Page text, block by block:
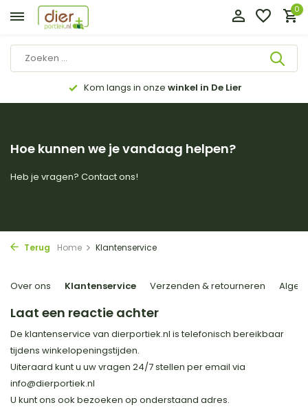
0
Kom langs in onze winkel in De Lier
Hoe kunnen we je vandaag helpen?
Heb je vragen? Contact ons!
Terug Home Klantenservice
Over ons Klantenservice Verzenden & retourneren
Laat een reactie achter
De klantenservice van dierportiek.nl is telefonisch bereikbaar
tijdens winkelopeningstijden.
Uiteraard kunt u uw vragen 24/7 stellen per email via
info@dierportiek.nl
U kunt ons ook bezoeken op onderstaand adres.